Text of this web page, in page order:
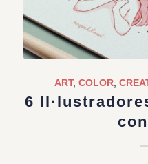
ART, COLOR,
6